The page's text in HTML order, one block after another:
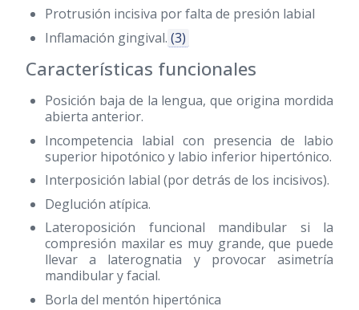
Protrusión incisiva por falta de presión labial
Inflamación gingival. (3)
Características funcionales
Posición baja de la lengua, que origina mordida
abierta anterior.
Incompetencia labial con presencia de labio
superior hipotónico y labio inferior hipertónico.
Interposición labial (por detrás de los incisivos).
Deglución atípica.
Lateroposición funcional mandibular si la
compresión maxilar es muy grande, que puede
llevar a laterognatia y provocar asimetría
mandibular y facial.
Borla del mentón hipertónica